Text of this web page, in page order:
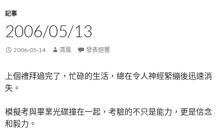
容
記事
2006/05/13
2006-05-14 清風 發表迴響
上個禮拜過完了，忙碌的生活，總在令人神經緊繃後迅速消
失。
模擬考與畢業光碟撞在一起，考驗的不只是能力，更是信念
和毅力。